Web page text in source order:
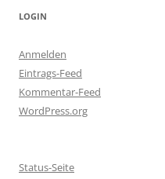
LOGIN
Anmelden
Eintrags-Feed
Kommentar-Feed
WordPress.org
Status-Seite